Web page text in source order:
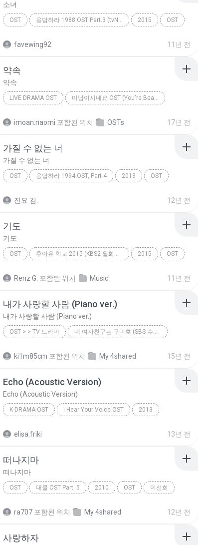
소녀
OST 응답하라 1988 OST Part.3 (tvN 드라마) 2015 OST
favewing92 11년 전
약속
약속
LIVE DRAMA OST 미남이시네요 OST (You're Beautiful OST)
imoan.naomi 포함된 위치 OSTs 17년 전
가질 수 없는 너
가질 수 없는 너
OST 응답하라 1994 OST, Part 4 2013 OST
진요 김. 12년 전
기도
기도
OST 후아유-학교 2015 (KBS2 월화드라마) OST - Part.5 2015 OST
Renz G. 포함된 위치 Music 11년 전
내가 사랑할 사람 (Piano ver.)
내가 사랑할 사람 (Piano ver.)
OST > > TV 드라마 내 여자친구는 구미호 (SBS 수목드라마) - Part.5
ki1m85cm 포함된 위치 My 4shared 15년 전
Echo (Acoustic Version)
Echo (Acoustic Version)
K-DRAMA OST I Hear Your Voice OST 2013
elisa.friki 13년 전
떠나지마
떠나지마
OST 대물 OST Part. 5 2010 OST 이선희
ra707 포함된 위치 My 4shared 12년 전
사랑하자